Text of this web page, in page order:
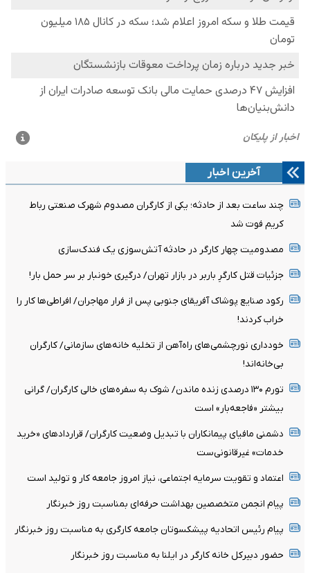
آخرین اخبار
چند ساعت بعد از حادثه؛ یکی از کارگران مصدوم شهرک صنعتی رباط
کریم فوت شد
مصدومیت چهار کارگر در حادثه آتش‌سوزی یک فندک‌سازی
جزئیات قتل کارگرِ باربر در بازار تهران/ درگیری خونبار بر سر حمل بار!
رکود صنایع پوشاک آفریقای جنوبی پس از فرار مهاجران/ افراطی‌ها کار را
خراب کردند!
خودداری نورچشمی‌های راه‌آهن از تخلیه خانه‌های سازمانی/ کارگران
بی‌خانه‌اند!
تورم ۱۳۰ درصدی زنده ماندن/ شوک به سفره‌های خالی کارگران/ گرانی
بیشتر «فاجعه‌بار» است
دشمنی مافیای پیمانکاران با تبدیل وضعیت کارگران/ قرارداد‌های «خرید
خدمات» غیرقانونی‌ست
اعتماد و تقویت سرمایه اجتماعی، نیاز امروز جامعه کار و تولید است
پیام انجمن متخصصین بهداشت حرفه‌ای بمناسبت روز خبرنگار
پیام رئیس اتحادیه پیشکسوتان جامعه کارگری به مناسبت روز خبرنگار
حضور دبیرکل خانه کارگر در ایلنا به مناسبت روز خبرنگار